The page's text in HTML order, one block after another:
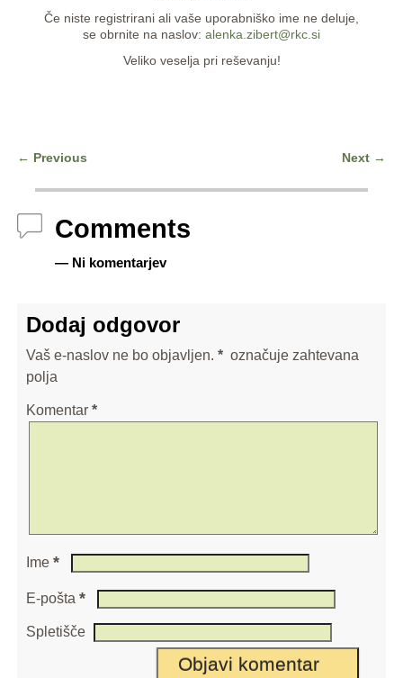
Če niste registrirani ali vaše uporabniško ime ne deluje,
se obrnite na naslov: alenka.zibert@rkc.si
Veliko veselja pri reševanju!
← Previous Next →
Comments
— Ni komentarjev
Dodaj odgovor
Vaš e-naslov ne bo objavljen. * označuje zahtevana
polja
Komentar *
Ime *
E-pošta *
Spletišče